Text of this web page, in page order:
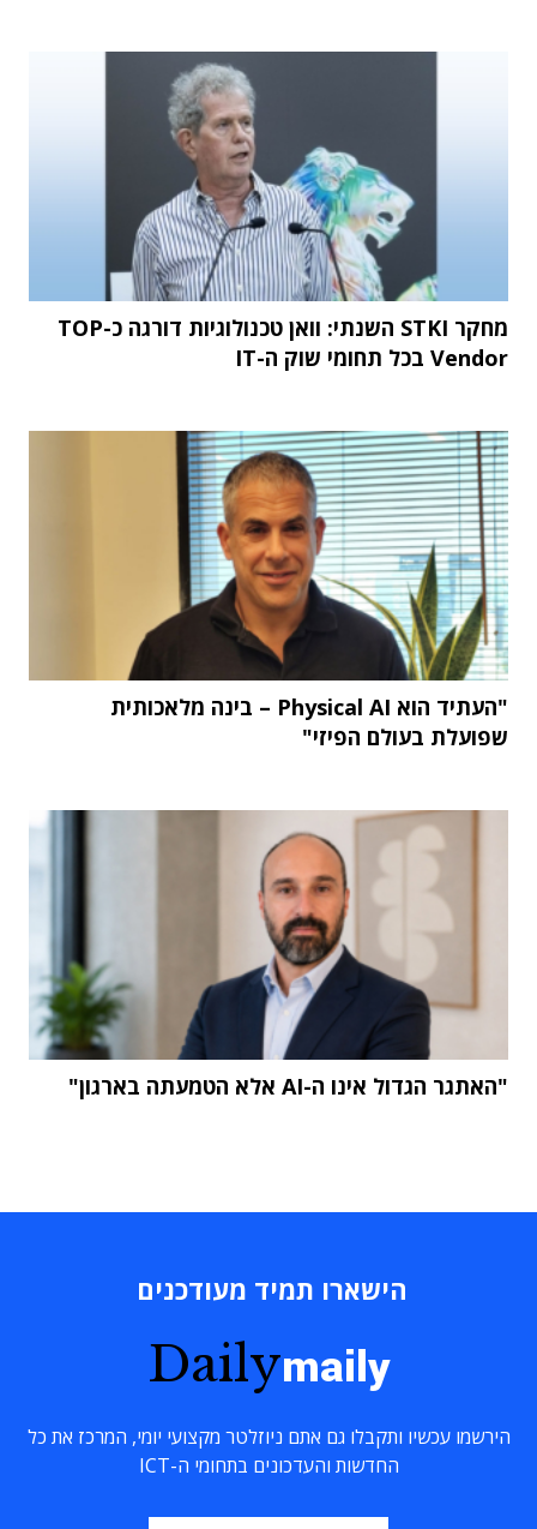
מחקר STKI השנתי: וואן טכנולוגיות דורגה כ-TOP
Vendor בכל תחומי שוק ה-IT
"העתיד הוא Physical AI – בינה מלאכותית
שפועלת בעולם הפיזי"
"האתגר הגדול אינו ה-AI אלא הטמעתה בארגון"
הישארו תמיד מעודכנים
Dailymaily
הירשמו עכשיו ותקבלו גם אתם ניוזלטר מקצועי יומי, המרכז את כל
החדשות והעדכונים בתחומי ה-ICT